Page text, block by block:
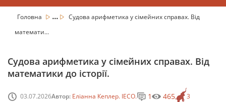
Головна ...
Судова арифметика у сімейних справах. Від
математи...
Судова арифметика у сімейних справах. Від
математики до історії.
03.07.2026Автор: Еліанна Кеплер. IECO. 3
1 465